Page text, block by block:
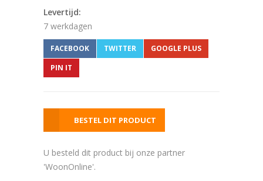
Levertijd:
7 werkdagen
FACEBOOK TWITTER
GOOGLE PLUS
PIN IT
BESTEL DIT PRODUCT
U besteld dit product bij onze partner
'WoonOnline'.